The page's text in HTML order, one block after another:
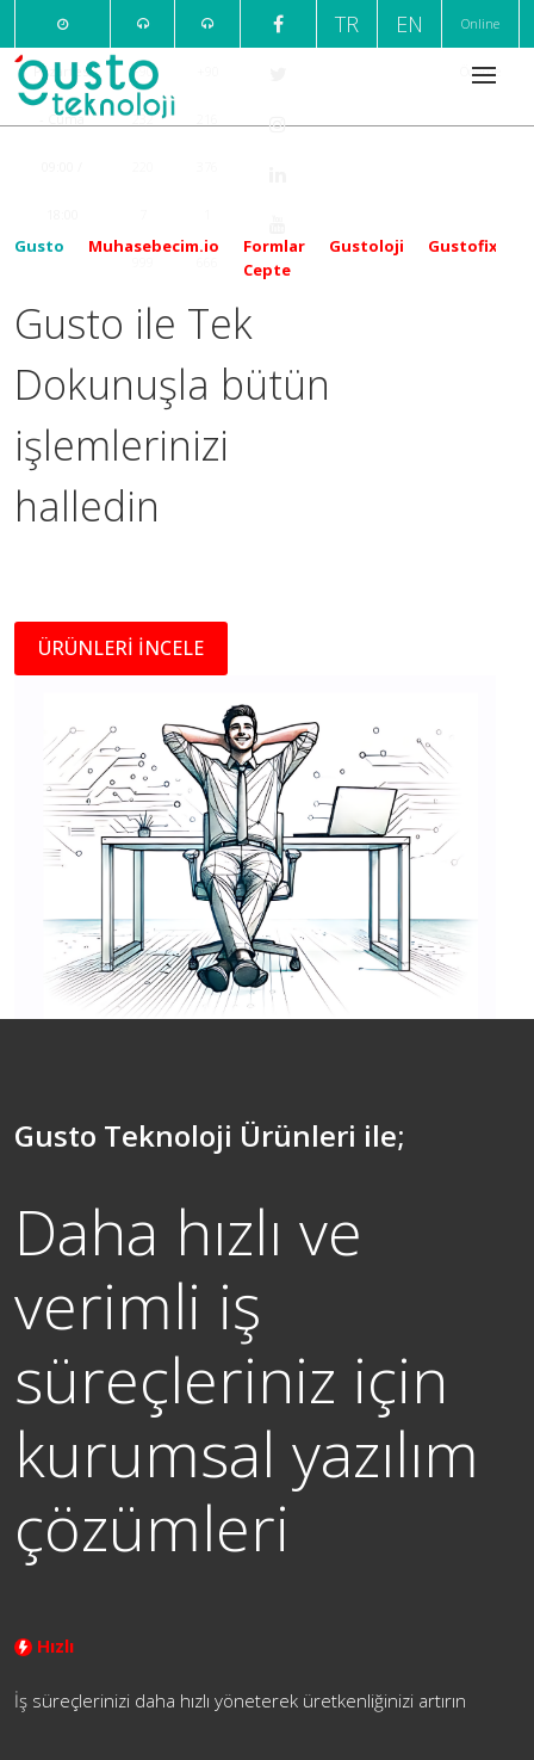
Pazartesi
- Cuma
+90
232
TR EN Online
Ödeme
Gusto Muhasebecim.io
Formlar
Cepte
Gustoloji Gustofix
Gusto ile Tek
Dokunuşla bütün
işlemlerinizi
halledin
ÜRÜNLERİ İNCELE
Gusto Teknoloji Ürünleri ile;
Daha hızlı ve
verimli iş
süreçleriniz için
kurumsal yazılım
çözümleri
Hızlı
İş süreçlerinizi daha hızlı yöneterek üretkenliğinizi artırın